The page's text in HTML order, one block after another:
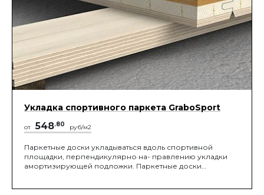
Укладка спортивного паркета GraboSport
от 548.80 руб/м2
Паркетные доски укладываться вдоль спортивной
площадки, перпендикулярно на- правлению укладки
амортизирующей подложки. Паркетные доски